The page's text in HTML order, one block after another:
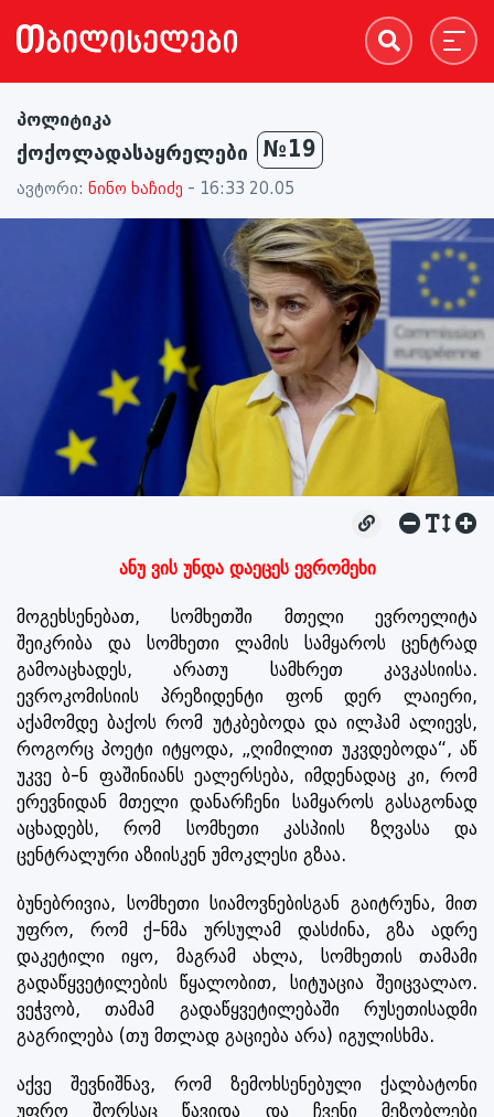
პოლიტიკა
ქოქოლადასაყრელები №19
ავტორი: ნინო ხაჩიძე - 16:33 20.05
ანუ ვის უნდა დაეცეს ევრომეხი
მოგეხსენებათ, სომხეთში მთელი ევროელიტა
შეიკრიბა და სომხეთი ლამის სამყაროს ცენტრად
გამოაცხადეს, არათუ სამხრეთ კავკასიისა.
ევროკომისიის პრეზიდენტი ფონ დერ ლაიერი,
აქამომდე ბაქოს რომ უტკბებოდა და ილჰამ ალიევს,
როგორც პოეტი იტყოდა, „ღიმილით უკვდებოდა“, აწ
უკვე ბ-ნ ფაშინიანს ეალერსება, იმდენადაც კი, რომ
ერევნიდან მთელი დანარჩენი სამყაროს გასაგონად
აცხადებს, რომ სომხეთი კასპიის ზღვასა და
ცენტრალური აზიისკენ უმოკლესი გზაა.
ბუნებრივია, სომხეთი სიამოვნებისგან გაიტრუნა, მით
უფრო, რომ ქ-ნმა ურსულამ დასძინა, გზა ადრე
დაკეტილი იყო, მაგრამ ახლა, სომხეთის თამამი
გადაწყვეტილების წყალობით, სიტუაცია შეიცვალაო.
ვეჭვობ, თამამ გადაწყვეტილებაში რუსეთისადმი
გაგრილება (თუ მთლად გაციება არა) იგულისხმა.
აქვე შევნიშნავ, რომ ზემოხსენებული ქალბატონი
უფრო შორსაც წავიდა და ჩვენი მეზობლები